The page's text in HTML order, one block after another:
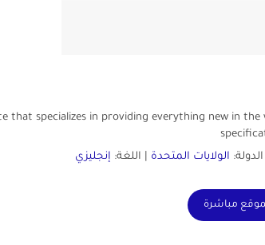
that specializes in providing everything new in
الولايات المتحدة | اللغة: إنجليزي
مباشرة